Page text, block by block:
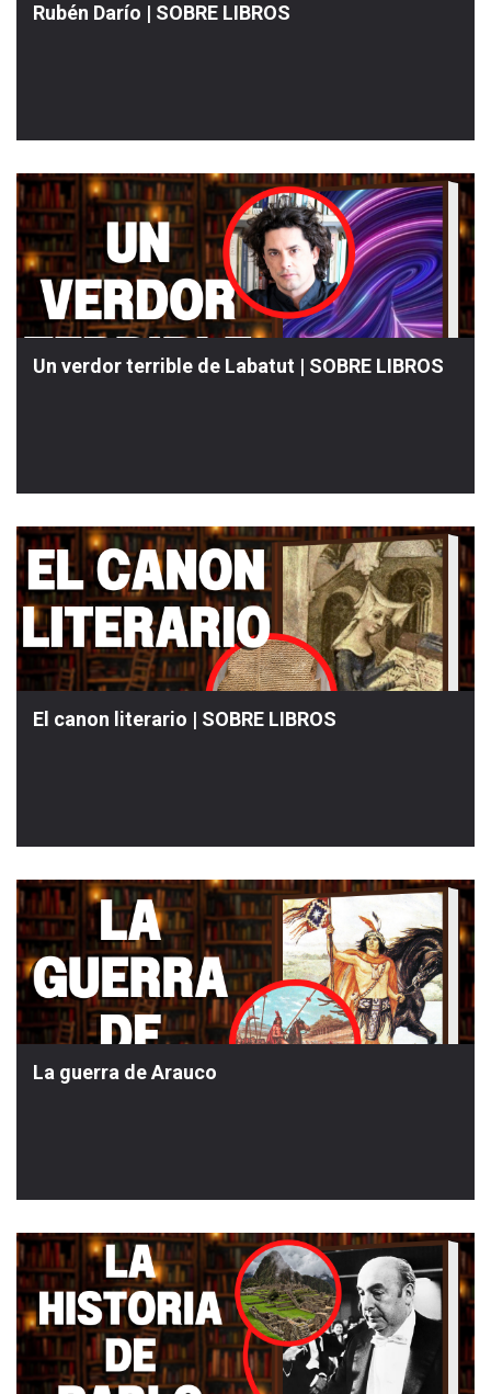
Rubén Darío | SOBRE LIBROS
Un verdor terrible de Labatut | SOBRE LIBROS
El canon literario | SOBRE LIBROS
La guerra de Arauco